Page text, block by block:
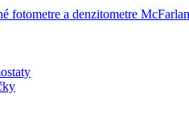
fotometre a denzitometre